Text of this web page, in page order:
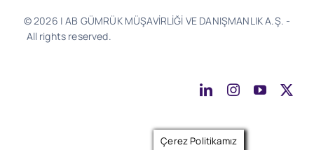
© 2026 | AB GÜMRÜK MÜŞAVİRLİĞİ VE DANIŞMANLIK A.Ş. -
All rights reserved.
Çerez Politikamız